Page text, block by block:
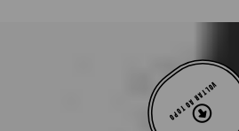
VOLTAR AO TOPO